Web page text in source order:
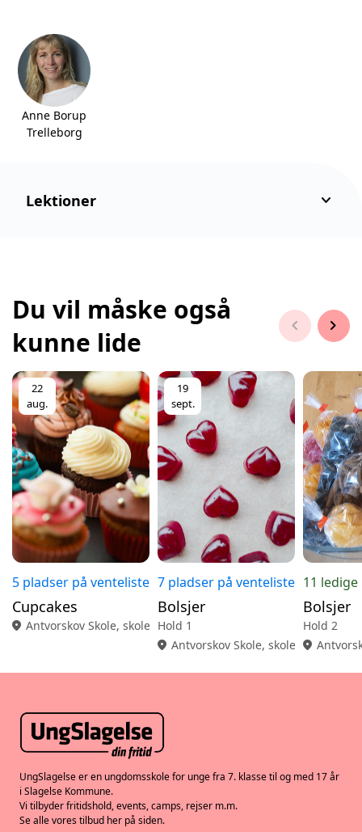
Anne Borup
Trelleborg
Lektioner keyboard_arrow_down
Du vil måske også
kunne lide
chevron_left chevron_right
22
aug.
5 pladser på venteliste
Cupcakes
location_on Antvorskov Skole, skolekøkken
19
sept.
7 pladser på venteliste
Bolsjer
Hold 1
location_on Antvorskov Skole, skolekøkken
11
Bolsjer
Hold 2
location_on
UngSlagelse er en ungdomsskole for unge fra 7. klasse til og med 17 år
i Slagelse Kommune.
Vi tilbyder fritidshold, events, camps, rejser m.m.
Se alle vores tilbud her på siden.